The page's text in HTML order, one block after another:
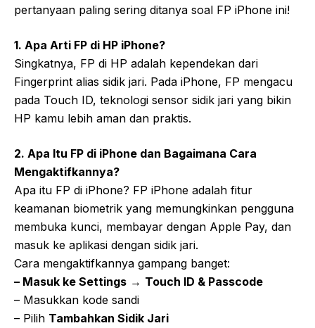
pertanyaan paling sering ditanya soal FP iPhone ini!
1. Apa Arti FP di HP iPhone?
Singkatnya, FP di HP adalah kependekan dari
Fingerprint alias sidik jari. Pada iPhone, FP mengacu
pada Touch ID, teknologi sensor sidik jari yang bikin
HP kamu lebih aman dan praktis.
2. Apa Itu FP di iPhone dan Bagaimana Cara
Mengaktifkannya?
Apa itu FP di iPhone? FP iPhone adalah fitur
keamanan biometrik yang memungkinkan pengguna
membuka kunci, membayar dengan Apple Pay, dan
masuk ke aplikasi dengan sidik jari.
Cara mengaktifkannya gampang banget:
– Masuk ke Settings → Touch ID & Passcode
– Masukkan kode sandi
– Pilih Tambahkan Sidik Jari